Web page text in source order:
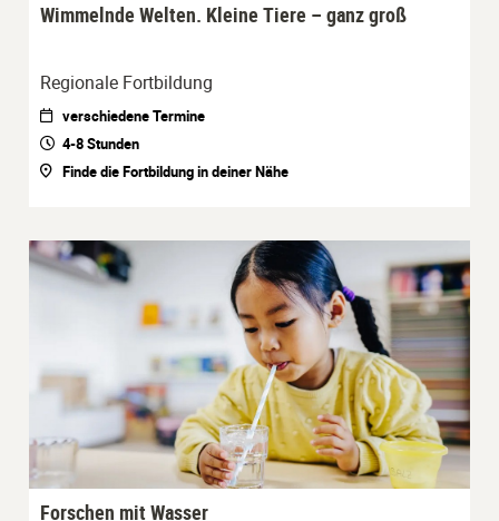
Wimmelnde Welten. Kleine Tiere – ganz groß
Regionale Fortbildung
verschiedene Termine
4-8 Stunden
Finde die Fortbildung in deiner Nähe
Forschen mit Wasser